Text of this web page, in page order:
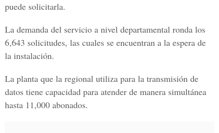
puede solicitarla.
La demanda del servicio a nivel departamental ronda los
6,643 solicitudes, las cuales se encuentran a la espera de
la instalación.
La planta que la regional utiliza para la transmisión de
datos tiene capacidad para atender de manera simultánea
hasta 11,000 abonados.